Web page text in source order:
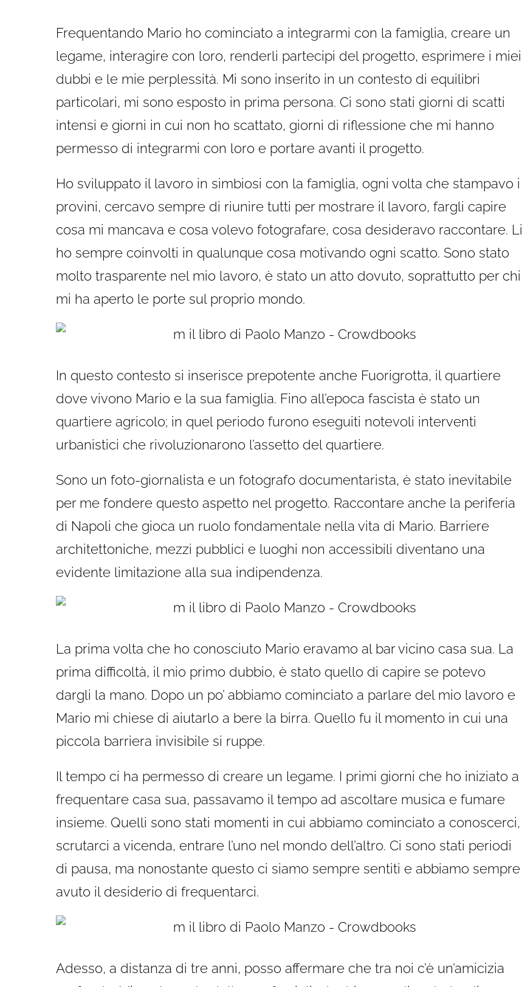
Frequentando Mario ho cominciato a integrarmi con la famiglia, creare un
legame, interagire con loro, renderli partecipi del progetto, esprimere i miei
dubbi e le mie perplessità. Mi sono inserito in un contesto di equilibri
particolari, mi sono esposto in prima persona. Ci sono stati giorni di scatti
intensi e giorni in cui non ho scattato, giorni di riflessione che mi hanno
permesso di integrarmi con loro e portare avanti il progetto.
Ho sviluppato il lavoro in simbiosi con la famiglia, ogni volta che stampavo i
provini, cercavo sempre di riunire tutti per mostrare il lavoro, fargli capire
cosa mi mancava e cosa volevo fotografare, cosa desideravo raccontare. Li
ho sempre coinvolti in qualunque cosa motivando ogni scatto. Sono stato
molto trasparente nel mio lavoro, è stato un atto dovuto, soprattutto per chi
mi ha aperto le porte sul proprio mondo.
In questo contesto si inserisce prepotente anche Fuorigrotta, il quartiere
dove vivono Mario e la sua famiglia. Fino all’epoca fascista è stato un
quartiere agricolo; in quel periodo furono eseguiti notevoli interventi
urbanistici che rivoluzionarono l’assetto del quartiere.
Sono un foto-giornalista e un fotografo documentarista, è stato inevitabile
per me fondere questo aspetto nel progetto. Raccontare anche la periferia
di Napoli che gioca un ruolo fondamentale nella vita di Mario. Barriere
architettoniche, mezzi pubblici e luoghi non accessibili diventano una
evidente limitazione alla sua indipendenza.
La prima volta che ho conosciuto Mario eravamo al bar vicino casa sua. La
prima difficoltà, il mio primo dubbio, è stato quello di capire se potevo
dargli la mano. Dopo un po’ abbiamo cominciato a parlare del mio lavoro e
Mario mi chiese di aiutarlo a bere la birra. Quello fu il momento in cui una
piccola barriera invisibile si ruppe.
Il tempo ci ha permesso di creare un legame. I primi giorni che ho iniziato a
frequentare casa sua, passavamo il tempo ad ascoltare musica e fumare
insieme. Quelli sono stati momenti in cui abbiamo cominciato a conoscerci,
scrutarci a vicenda, entrare l’uno nel mondo dell’altro. Ci sono stati periodi
di pausa, ma nonostante questo ci siamo sempre sentiti e abbiamo sempre
avuto il desiderio di frequentarci.
Adesso, a distanza di tre anni, posso affermare che tra noi c’è un’amicizia